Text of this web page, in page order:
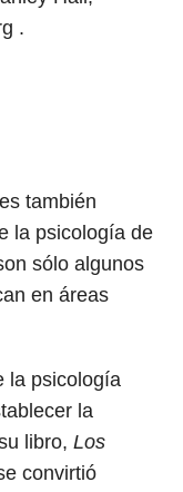
.
también
la psicología de
sólo algunos
en áreas
la psicología
la
libro, Los
convirtió